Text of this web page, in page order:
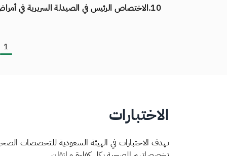
10. الاختصاص الرئيس في الصيدلة السريرية في
1
الاختبارات
تهدف الاختبارات في الهيئة السعودية للتخصصات